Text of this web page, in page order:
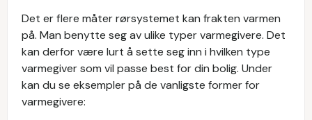
Det er flere måter rørsystemet kan frakten varmen
på. Man benytte seg av ulike typer varmegivere. Det
kan derfor være lurt å sette seg inn i hvilken type
varmegiver som vil passe best for din bolig. Under
kan du se eksempler på de vanligste former for
varmegivere: